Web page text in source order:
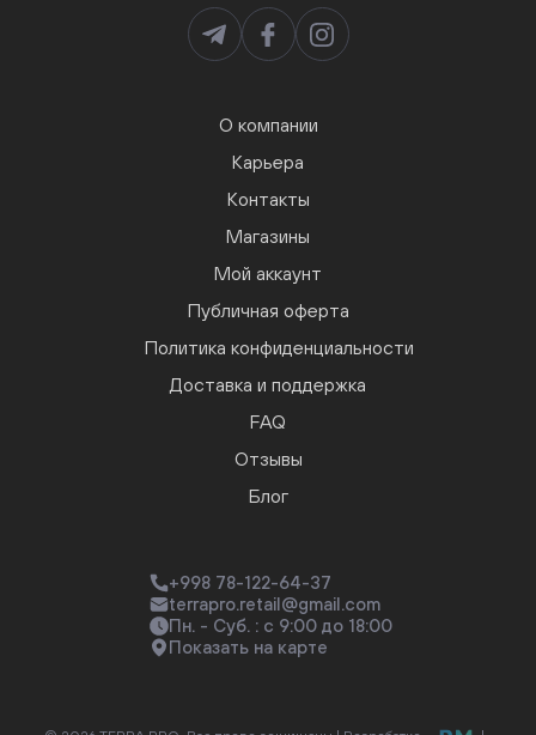
О компании
Карьера
Контакты
Магазины
Мой аккаунт
Публичная оферта
Политика конфиденциальности
Доставка и поддержка
FAQ
Отзывы
Блог
+998 78-122-64-37
terrapro.retail@gmail.com
Пн. - Суб. : с 9:00 до 18:00
Показать на карте